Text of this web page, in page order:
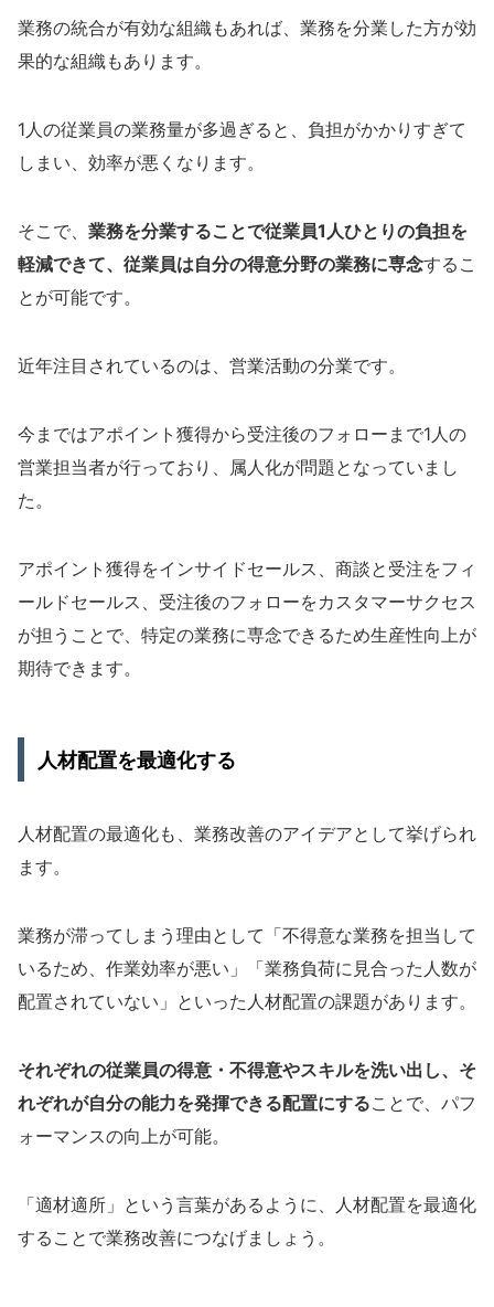
業務の統合が有効な組織もあれば、業務を分業した方が効
果的な組織もあります。
1人の従業員の業務量が多過ぎると、負担がかかりすぎて
しまい、効率が悪くなります。
そこで、 業務を分業することで従業員1人ひとりの負担を
軽減できて、従業員は自分の得意分野の業務に専念するこ
とが可能です。
近年注目されているのは、営業活動の分業です。
今まではアポイント獲得から受注後のフォローまで1人の
営業担当者が行っており、属人化が問題となっていまし
た。
アポイント獲得をインサイドセールス、商談と受注をフィ
ールドセールス、受注後のフォローをカスタマーサクセス
が担うことで、特定の業務に専念できるため生産性向上が
期待できます。
人材配置を最適化する
人材配置の最適化も、業務改善のアイデアとして挙げられ
ます。
業務が滞ってしまう理由として「不得意な業務を担当して
いるため、作業効率が悪い」「業務負荷に見合った人数が
配置されていない」といった人材配置の課題があります。
それぞれの従業員の得意・不得意やスキルを洗い出し、そ
れぞれが自分の能力を発揮できる配置にすることで、パフ
ォーマンスの向上が可能。
「適材適所」という言葉があるように、人材配置を最適化
することで業務改善につなげましょう。